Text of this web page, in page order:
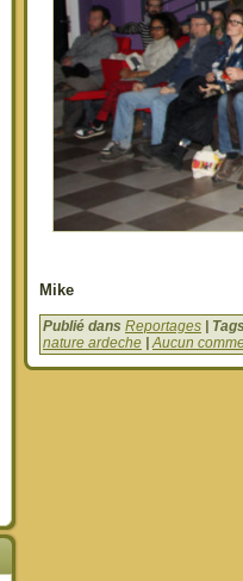
Mike
Publié dans Reportages |
nature ardeche |Aucun